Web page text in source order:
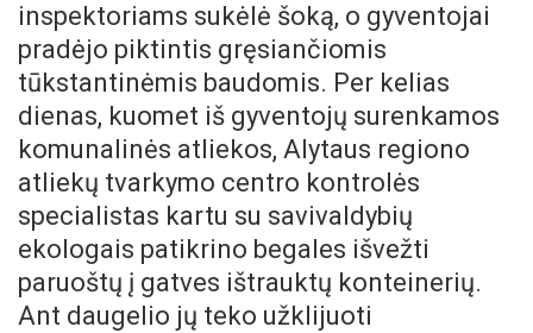
inspektoriams sukėlė šoką, o gyventojai
pradėjo piktintis gręsiančiomis
tūkstantinėmis baudomis. Per kelias
dienas, kuomet iš gyventojų surenkamos
komunalinės atliekos, Alytaus regiono
atliekų tvarkymo centro kontrolės
specialistas kartu su savivaldybių
ekologais patikrino begales išvežti
paruoštų į gatves ištrauktų konteinerių.
Ant daugelio jų teko užklijuoti